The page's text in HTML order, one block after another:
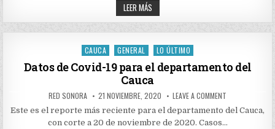
POR
EN
LEER MÁS“UN
PACTO
VITAL
PARA
UN
REBROTE
POR
COVID19
EN
POPAYÁN”
Posted
CAUCA GENERAL LO ÚLTIMO
Datos de Covid-19 para el departamento del
Cauca
AUTHOR:
RED SONORA PUBLISHED
DATE:
21 NOVIEMBRE, 2020 LEAVE A COMMENT
DE
19
Este es el reporte más reciente para el departamento del Cauca,
con corte a 20 de noviembre de 2020. Casos…